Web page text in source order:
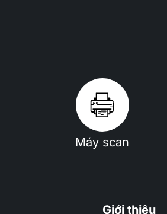
Máy scan
Giới thiệu